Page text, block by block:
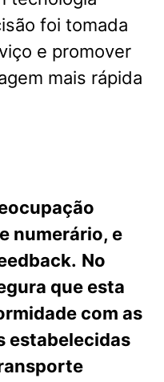
foi tomada
e promover
mais rápida
numerário, e
No
que esta
com as
estabelecidas